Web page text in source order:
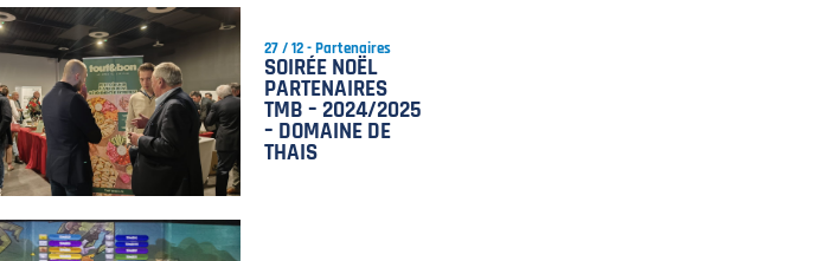
27 / 12 - Partenaires
SOIRÉE NOËL
PARTENAIRES
TMB – 2024/2025
– DOMAINE DE
THAIS